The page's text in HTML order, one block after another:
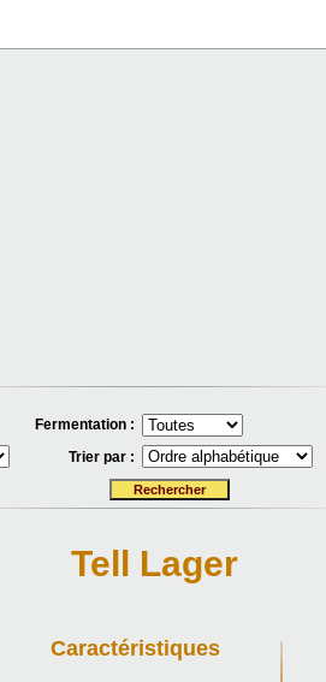
Fermentation :
Trier par :
Tell Lager
Caractéristiques